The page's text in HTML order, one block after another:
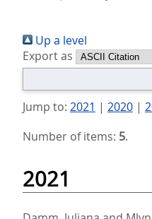
sind
hier:
Up a level
Export as
Jump to: 2021 | 2020|
Number of items: 5.
2021